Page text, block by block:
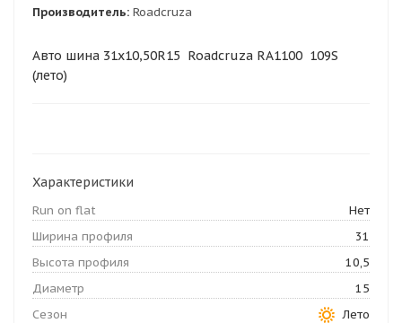
Производитель: Roadcruza
Авто шина 31x10,50R15 Roadcruza RA1100 109S
(лето)
Характеристики
Run on flat
Нет
Ширина профиля
31
Высота профиля
10,5
Диаметр
15
Сезон
Лето